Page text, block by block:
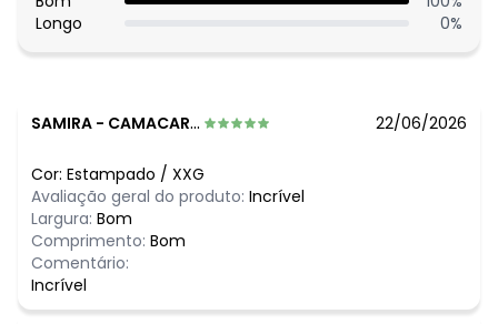
junho/2026 N/D*
maio/2026 N/D*
abril/2026 R$ 89,99
Longo
0%
SAMIRA - CAMACARI - BA 22/06/2026
Cor: Estampado / XXG
Avaliação geral do produto: Incrível
Largura: Bom
Comprimento: Bom
Comentário:
Incrível